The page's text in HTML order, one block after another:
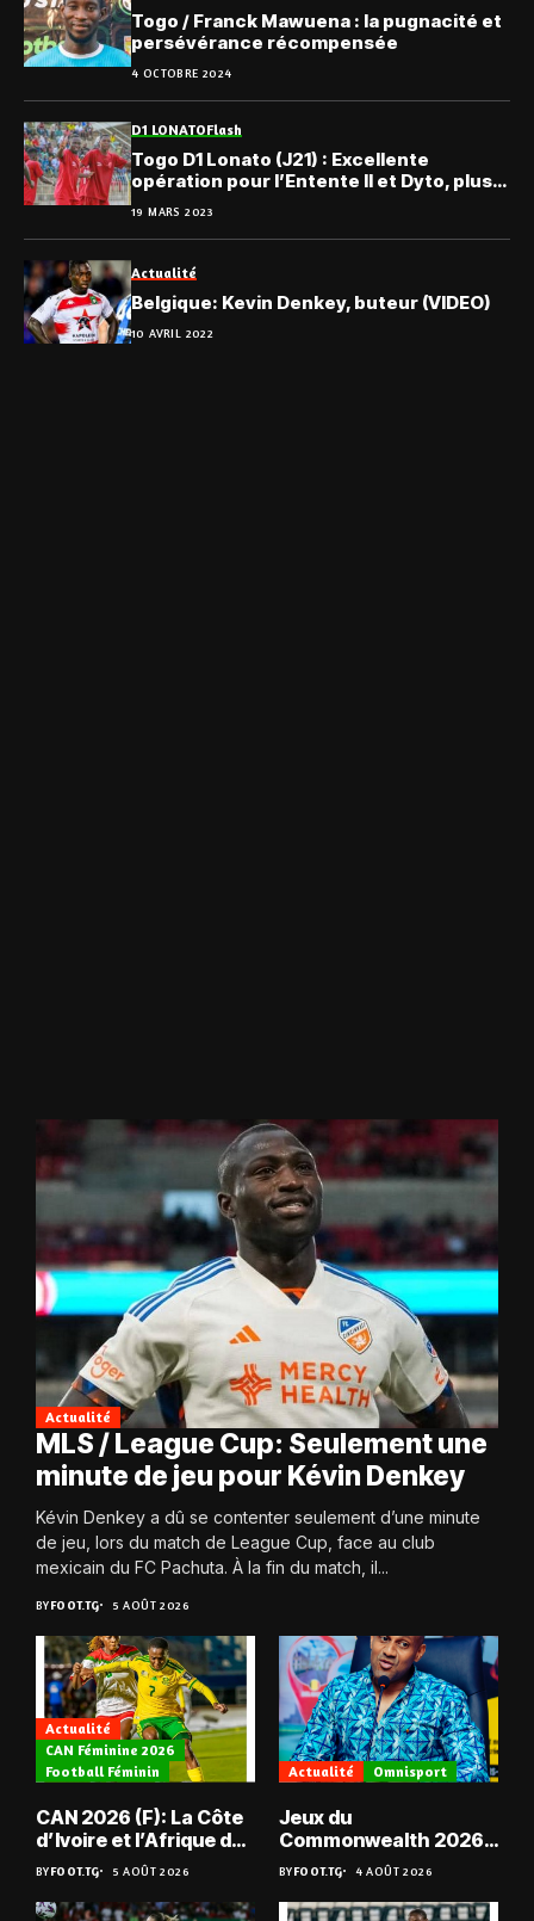
Togo / Franck Mawuena : la pugnacité et
persévérance récompensée
4 OCTOBRE 2024
D1 LONATOFlash
Togo D1 Lonato (J21) : Excellente
opération pour l’Entente II et Dyto, plus
de peur que de mal pour l’AS Binah
19 MARS 2023
Actualité
Belgique: Kevin Denkey, buteur (VIDEO)
10 AVRIL 2022
Actualité
MLS / League Cup: Seulement une
minute de jeu pour Kévin Denkey
Kévin Denkey a dû se contenter seulement d’une minute
de jeu, lors du match de League Cup, face au club
mexicain du FC Pachuta. À la fin du match, il...
BYFOOT.TG 5 AOÛT 2026
Actualité
CAN Féminine 2026
Football Féminin
CAN 2026 (F): La Côte
d’Ivoire et l’Afrique du
Sud en quarts
BYFOOT.TG 5 AOÛT 2026
Actualité Omnisport
Jeux du
Commonwealth 2026 :
« Les médailles ne
tombent pas du ciel »,
Benjamin Boukpeti
BYFOOT.TG 4 AOÛT 2026